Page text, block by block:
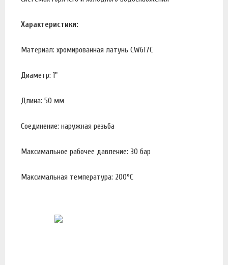
Характеристики:
Материал: хромированная латунь CW617С
Диаметр: 1"
Длина: 50 мм
Соединение: наружная резьба
Максимальное рабочее давление: 30 бар
Максимальная температура: 200°С